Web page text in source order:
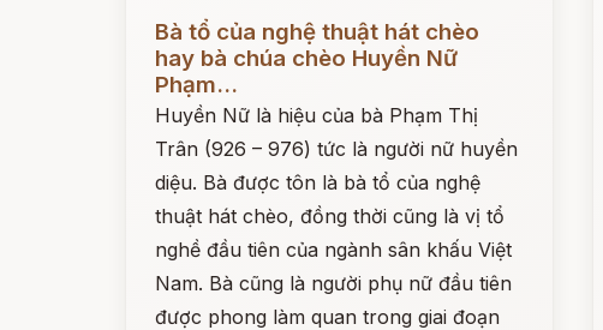
Đọc ngay
Bà tổ của nghệ thuật hát chèo
hay bà chúa chèo Huyền Nữ
Phạm...
Huyền Nữ là hiệu của bà Phạm Thị
Trân (926 – 976) tức là người nữ huyền
diệu. Bà được tôn là bà tổ của nghệ
thuật hát chèo, đồng thời cũng là vị tổ
nghề đầu tiên của ngành sân khấu Việt
Nam. Bà cũng là người phụ nữ đầu tiên
được phong làm quan trong giai đoạn